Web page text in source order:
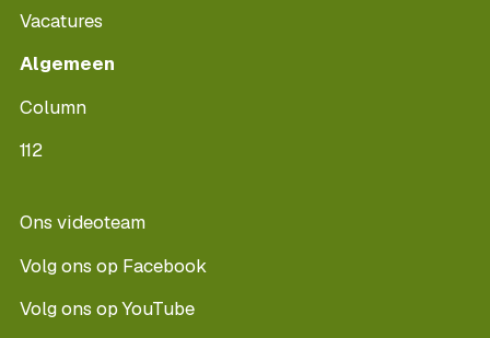
Vacatures
Algemeen
Column
112
Ons videoteam
Volg ons op Facebook
Volg ons op YouTube